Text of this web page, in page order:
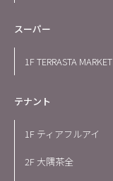
スーパー
1F TERRASTA MARKET
テナント
1F ティアフルアイ
2F 大隅茶全